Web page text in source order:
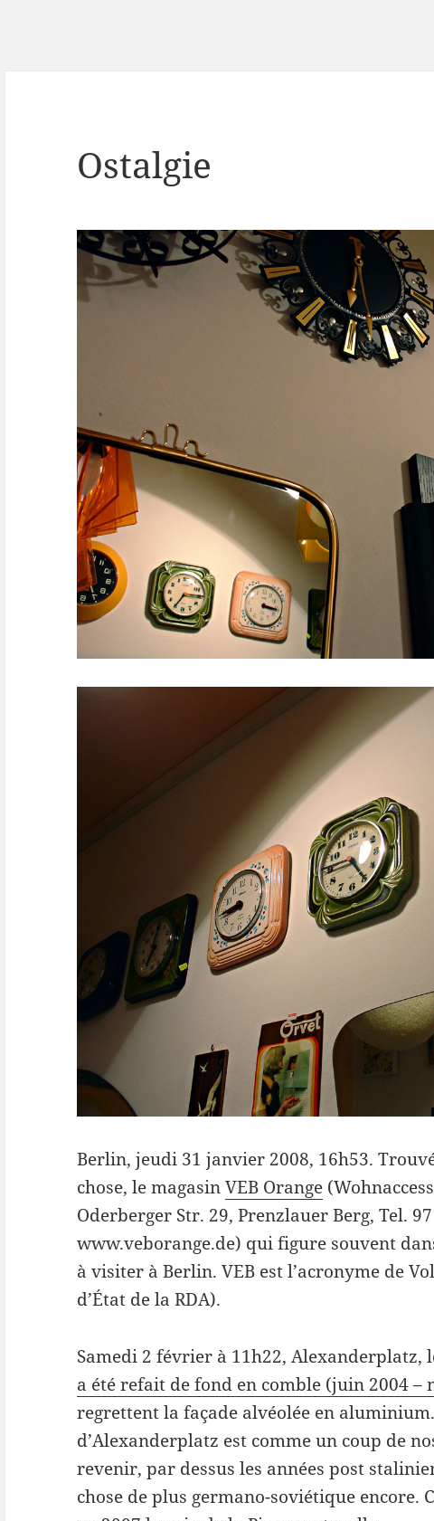
Ostalgie
Berlin, jeudi 31 janvier 2008, 16h53.
chose, le magasinVEB Orange
Oderberger Str. 29, Prenzlauer Berg, Tel.
www.veborange.de) qui figure souvent
à visiter à Berlin. VEB est l’acronyme de
d’État de la RDA).
Samedi 2 février à 11h22, Alexanderplatz,
a été refait de fond en comble (juin 2004 –
regrettent la façade alvéolée en
d’Alexanderplatz est comme un coup de
revenir, par dessus les années post
chose de plus germano-soviétique encore.